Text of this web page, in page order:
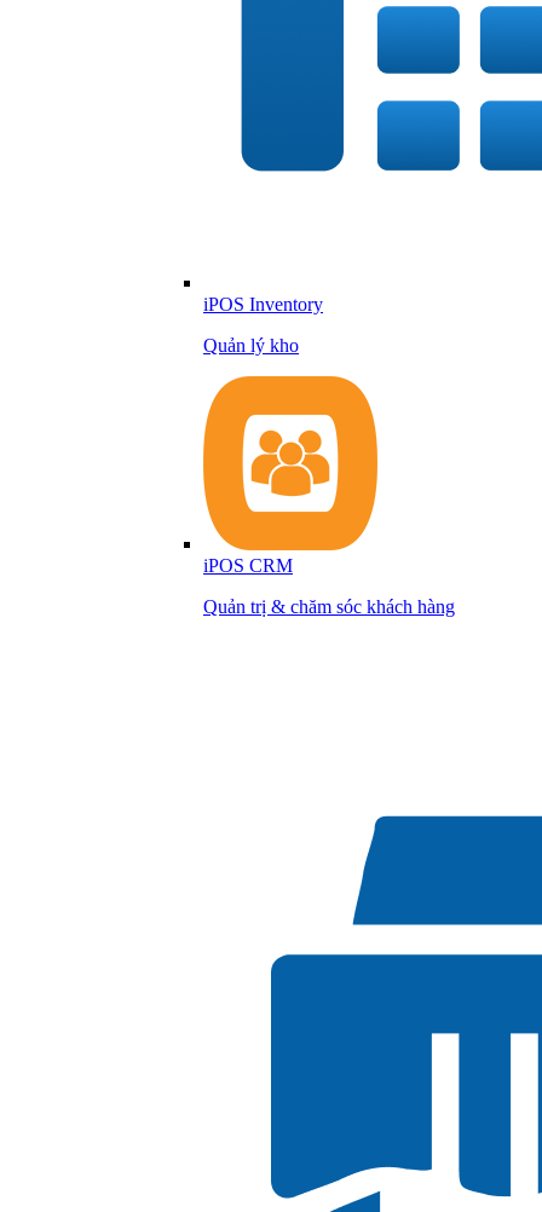
iPOS Inventory
Quản lý kho
iPOS CRM
Quản trị & chăm sóc khách hàng